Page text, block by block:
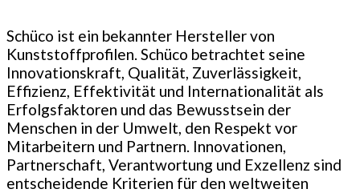
Schüco ist ein bekannter Hersteller von
Kunststoffprofilen. Schüco betrachtet seine
Innovationskraft, Qualität, Zuverlässigkeit,
Effizienz, Effektivität und Internationalität als
Erfolgsfaktoren und das Bewusstsein der
Menschen in der Umwelt, den Respekt vor
Mitarbeitern und Partnern. Innovationen,
Partnerschaft, Verantwortung und Exzellenz sind
entscheidende Kriterien für den weltweiten